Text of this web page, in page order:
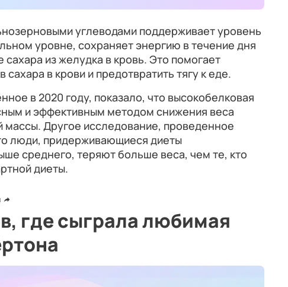
углеводами поддерживает уровень
уровне, сохраняет энергию в течение дня
сахара из желудка в кровь. Это помогает
сахара в крови и предотвратить тягу к еде.
в 2020 году, показало, что высокобелковая
и эффективным методом снижения веса
Другое исследование, проведенное
люди, придерживающиеся диеты
среднего, теряют больше веса, чем те, кто
диеты.
где сыграла любимая